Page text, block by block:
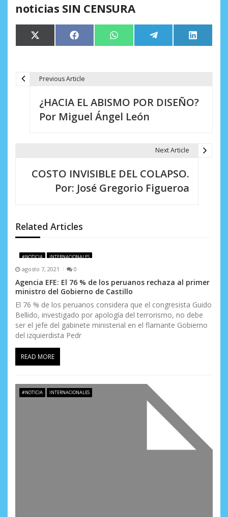
noticias SIN CENSURA
Compartir
en
X
(Twitter)
Compartir
en
Facebook Compartir
en
WhatsApp Compartir
en
Telegram
en
LinkedIn
ó
n
d
e
e
n
t
r
a
d
Previous Article
¿HACIA EL ABISMO POR DISEÑO?
Por Miguel Ángel León
Next Article
COSTO INVISIBLE DEL COLAPSO.
Por: José Gregorio Figueroa
Related Articles
#NOTICIA INTERNACIONALES
agosto 7, 2021 0
Agencia EFE: El 76 % de los peruanos rechaza al primer
ministro del Gobierno de Castillo
El 76 % de los peruanos considera que el congresista Guido
Bellido, investigado por apología del terrorismo, no debe
ser el jefe del gabinete ministerial en el flamante Gobierno
del izquierdista Pedr
READ MORE
#NOTICIA INTERNACIONALES